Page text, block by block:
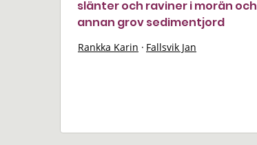
slänter och raviner i morän och
annan grov sedimentjord
Rankka Karin · Fallsvik Jan